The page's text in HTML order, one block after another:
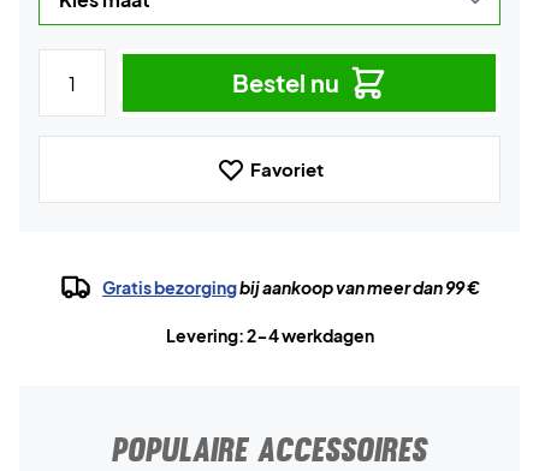
Bestel nu
Favoriet
Gratis bezorgingbij aankoop van meer dan 99 €
Levering: 2-4 werkdagen
POPULAIRE ACCESSOIRES